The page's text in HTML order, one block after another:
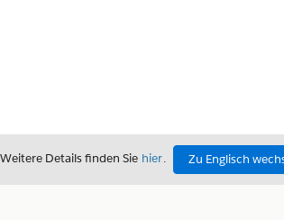
Details finden Sie hier. Zu Englisch